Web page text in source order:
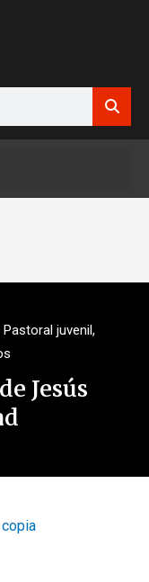
Pastoral juvenil,
Jesús